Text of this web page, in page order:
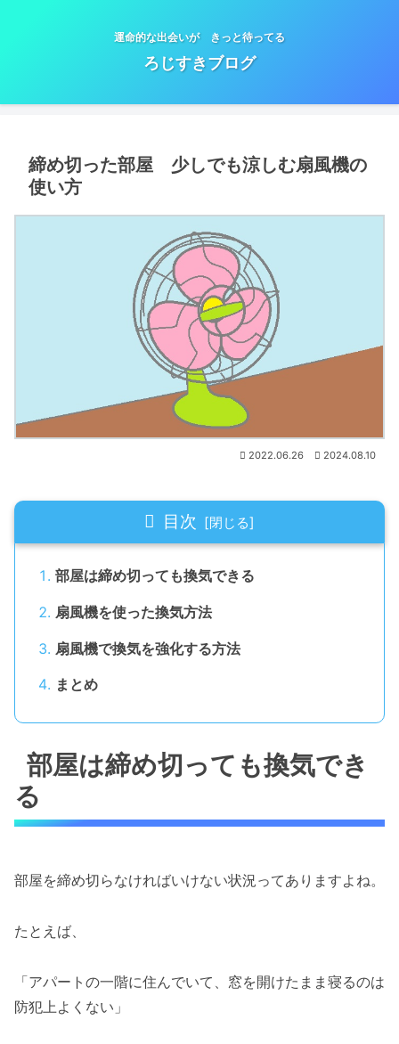
運命的な出会いが きっと待ってる
ろじすきブログ
締め切った部屋 少しでも涼しむ扇風機の
使い方
2022.06.26 2024.08.10
目次
部屋は締め切っても換気できる
扇風機を使った換気方法
扇風機で換気を強化する方法
まとめ
部屋は締め切っても換気でき
る
部屋を締め切らなければいけない状況ってありますよね。
たとえば、
「アパートの一階に住んでいて、窓を開けたまま寝るのは
防犯上よくない」